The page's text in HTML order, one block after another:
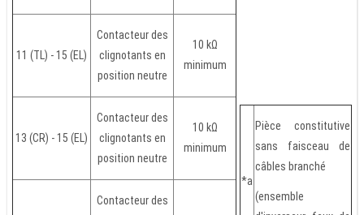
11 (TL) - 15 (EL)
Contacteur des
clignotants en
position neutre
10 kΩ
minimum
13 (CR) - 15 (EL)
Contacteur des
clignotants en
position neutre
10 kΩ
minimum
Contacteur des
*a
Pièce constitutive
sans faisceau de
câbles branché
(ensemble